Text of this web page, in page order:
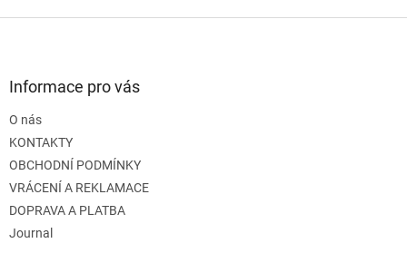
Informace pro vás
O nás
KONTAKTY
OBCHODNÍ PODMÍNKY
VRÁCENÍ A REKLAMACE
DOPRAVA A PLATBA
Journal